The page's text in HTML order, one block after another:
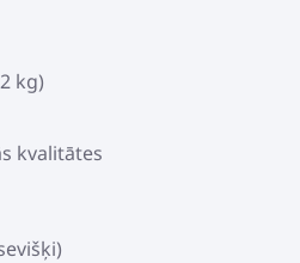
kg)
kvalitātes